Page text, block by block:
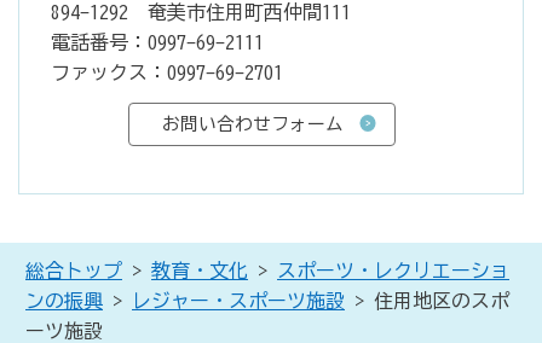
894-1292 奄美市住用町西仲間111
電話番号：0997-69-2111
ファックス：0997-69-2701
総合トップ > 教育・文化 >
スポーツ・レクリエーショ
ンの振興 > レジャー・スポーツ施設 > 住用地区のスポ
ーツ施設